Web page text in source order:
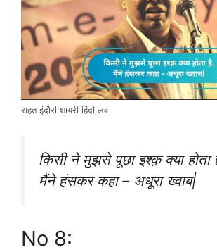
राहत इंदौरी शायरी हिंदी लव
किसी ने मुझसे पूछा इश्क़ क्या होता
मैंने हंसकर कहा – अधूरा ख्वाब|
No 8: